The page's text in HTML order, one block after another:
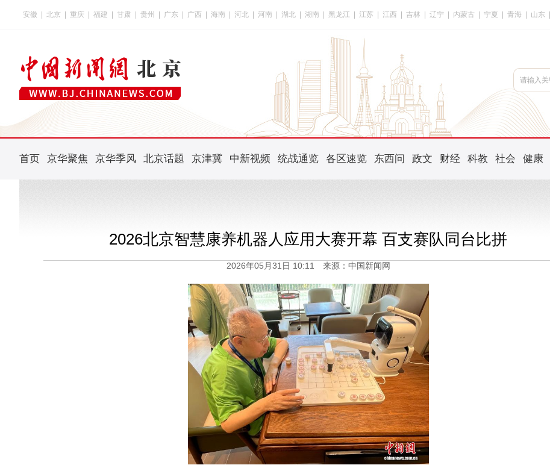
安徽 北京 重庆 福建 甘肃 贵州 广东 广西 海南 河北 河南 湖北 湖南 黑龙江 江苏 江西 吉林 辽宁 内蒙古 宁夏 青海 山东
首页 京华聚焦 京华季风 北京话题 京津冀 中新视频 统战通览 各区速览 东西问 政文 财经 科教 社会 健康
2026北京智慧康养机器人应用大赛开幕 百支赛队同台比拼
2026年05月31日 10:11 来源：中国新闻网